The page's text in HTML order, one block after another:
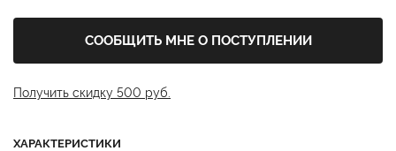
СООБЩИТЬ МНЕ О ПОСТУПЛЕНИИ
Получить скидку 500 руб.
ХАРАКТЕРИСТИКИ